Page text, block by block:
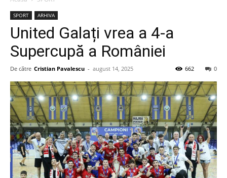
SPORT ARHIVA
United Galați vrea a 4-a
Supercupă a României
De către Cristian Pavalescu - august 14, 2025 0
662